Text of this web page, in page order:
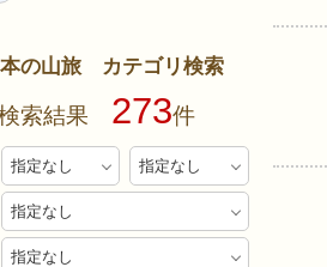
本の山旅 カテゴリ検索
索結果 273件